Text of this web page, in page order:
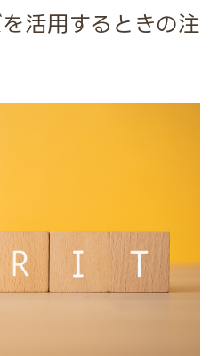
活用するときの注